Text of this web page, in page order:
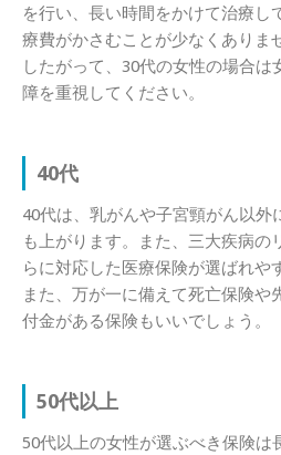
を行い、長い時間をかけて治療し
療費がかさむことが少なくありま
したがって、30代の女性の場合
障を重視してください。
40代
40代は、乳がんや子宮頸がん以外
も上がります。また、三大疾病の
らに対応した医療保険が選ばれや
また、万が一に備えて死亡保険や
付金がある保険もいいでしょう。
50代以上
50代以上の女性が選ぶべき保険は